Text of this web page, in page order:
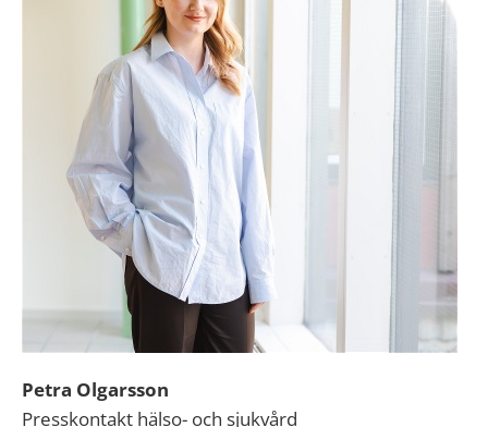
Petra Olgarsson
Presskontakt hälso- och sjukvård